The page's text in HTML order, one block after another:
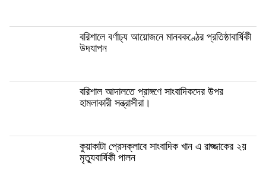
বরিশালে বর্ণাঢ্য আয়োজনে মানবকণ্ঠের প্রতিষ্ঠাবার্ষিকী
উদযাপন
বরিশাল আদালতে প্রাঙ্গণে সাংবাদিকদের উপর
হামলাকারী সন্ত্রাসীরা।
কুয়াকাটা প্রেসক্লাবে সাংবাদিক খান এ রাজ্জাকের ২য়
মৃত্যুবার্ষিকী পালন